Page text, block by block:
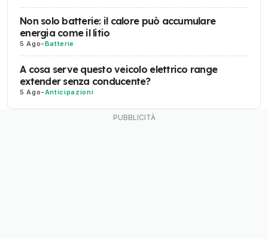
Non solo batterie: il calore può accumulare
energia come il litio
5 Ago-Batterie
A cosa serve questo veicolo elettrico range
extender senza conducente?
5 Ago-Anticipazioni